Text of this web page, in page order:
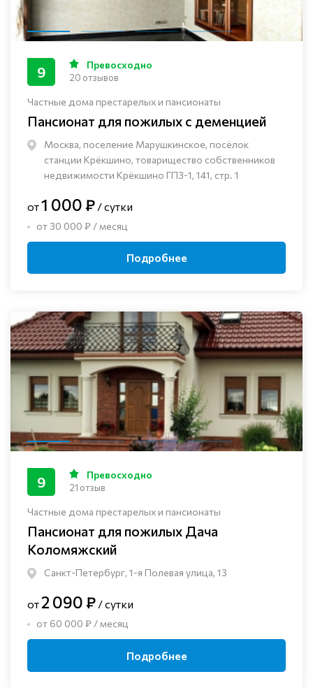
Частные дома престарелых и пансионаты
Пансионат для пожилых с деменцией
Москва, поселение Марушкинское, посёлок
станции Крёкшино, товарищество собственников
недвижимости Крёкшино ГПЗ-1, 141, стр. 1
9 Превосходно
20 отзывов
от1 000 ₽ / сутки
от 30 000 ₽ / месяц
Подробнее
Частные дома престарелых и пансионаты
Пансионат для пожилых Дача
Коломяжский
Санкт-Петербург, 1-я Полевая улица, 13
9 Превосходно
21 отзыв
от 2 090 ₽ / сутки
от 60 000 ₽ / месяц
Подробнее